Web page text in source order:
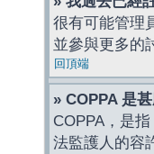
很有可能管理
並參與更多的
回頂端
» COPPA 是甚
COPPA，是
法監護人的容